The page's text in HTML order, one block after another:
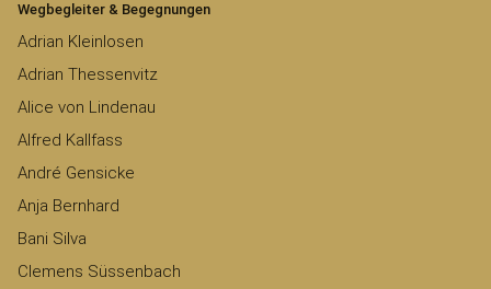
Wegbegleiter & Begegnungen
Adrian Kleinlosen
Adrian Thessenvitz
Alice von Lindenau
Alfred Kallfass
André Gensicke
Anja Bernhard
Bani Silva
Clemens Süssenbach